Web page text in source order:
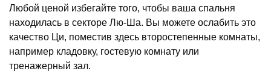
Любой ценой избегайте того, чтобы ваша спальня
находилась в секторе Лю-Ша. Вы можете ослабить это
качество Ци, поместив здесь второстепенные комнаты,
например кладовку, гостевую комнату или
тренажерный зал.